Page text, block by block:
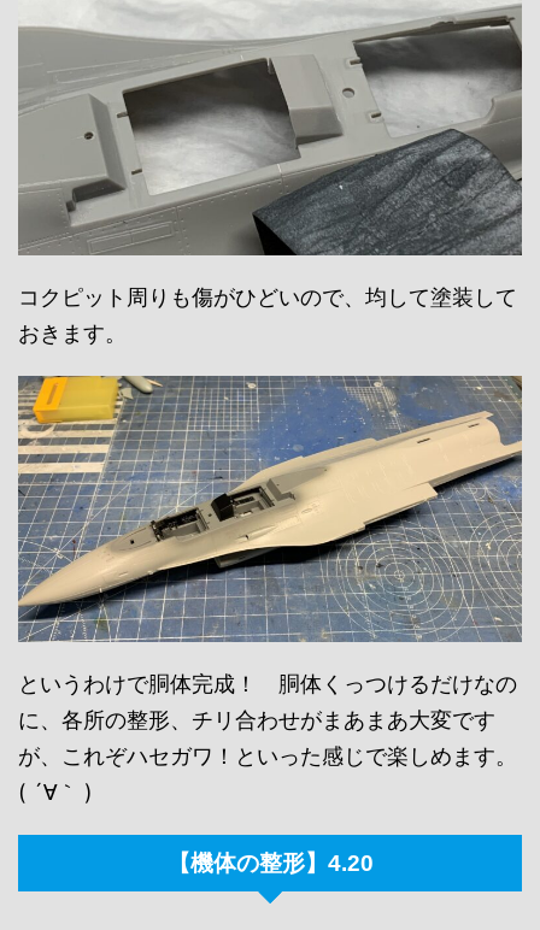
コクピット周りも傷がひどいので、均して塗装して
おきます。
というわけで胴体完成！ 胴体くっつけるだけなの
に、各所の整形、チリ合わせがまあまあ大変です
が、これぞハセガワ！といった感じで楽しめます。
( ´∀｀ )
【機体の整形】4.20